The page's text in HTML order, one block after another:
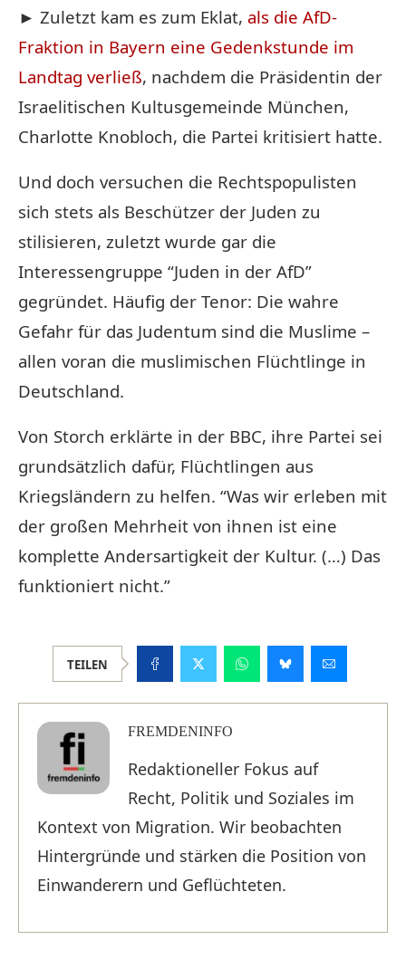
► Zuletzt kam es zum Eklat, als die AfD-
Fraktion in Bayern eine Gedenkstunde im
Landtag verließ, nachdem die Präsidentin der
Israelitischen Kultusgemeinde München,
Charlotte Knobloch, die Partei kritisiert hatte.
Und doch versuchen die Rechtspopulisten
sich stets als Beschützer der Juden zu
stilisieren, zuletzt wurde gar die
Interessengruppe “Juden in der AfD”
gegründet. Häufig der Tenor: Die wahre
Gefahr für das Judentum sind die Muslime –
allen voran die muslimischen Flüchtlinge in
Deutschland.
Von Storch erklärte in der BBC, ihre Partei sei
grundsätzlich dafür, Flüchtlingen aus
Kriegsländern zu helfen. “Was wir erleben mit
der großen Mehrheit von ihnen ist eine
komplette Andersartigkeit der Kultur. (…) Das
funktioniert nicht.”
TEILEN
FREMDENINFO
Redaktioneller Fokus auf
Recht, Politik und Soziales im
Kontext von Migration. Wir beobachten
Hintergründe und stärken die Position von
Einwanderern und Geflüchteten.